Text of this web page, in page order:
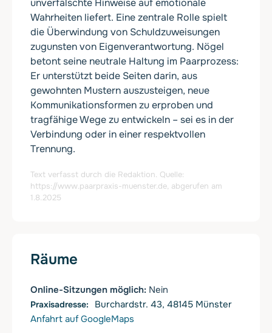
unverfälschte Hinweise auf emotionale
Wahrheiten liefert. Eine zentrale Rolle spielt
die Überwindung von Schuldzuweisungen
zugunsten von Eigenverantwortung. Nögel
betont seine neutrale Haltung im Paarprozess:
Er unterstützt beide Seiten darin, aus
gewohnten Mustern auszusteigen, neue
Kommunikationsformen zu erproben und
tragfähige Wege zu entwickeln – sei es in der
Verbindung oder in einer respektvollen
Trennung.
Text verfasst durch die Redaktion. Quelle:
https://www.paarpraxis-muenster.de, abgerufen am
1.8.2025
Räume
Online-Sitzungen möglich: Nein
Burchardstr. 43, 48145 Münster
Anfahrt auf GoogleMaps